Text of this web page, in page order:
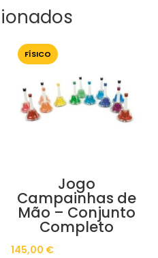
FÍSICO
Jogo
Campainhas de
Mão – Conjunto
Completo
145,00 €